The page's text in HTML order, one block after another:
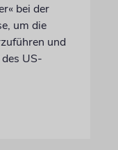
bei der
um die
und
US-